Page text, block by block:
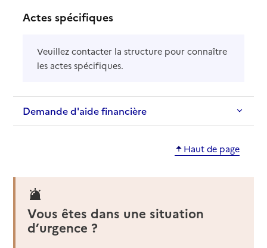
Actes spécifiques
Veuillez contacter la structure pour connaître
les actes spécifiques.
Demande d'aide financière
Haut de page
Vous êtes dans une situation
d’urgence ?